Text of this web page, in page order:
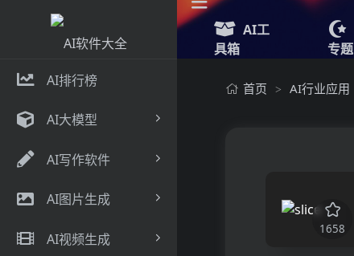
AI排行榜
AI大模型
AI写作软件
AI图片生成
AI视频生成
AI工
具箱
专题
首页 > AI行业应用
1658